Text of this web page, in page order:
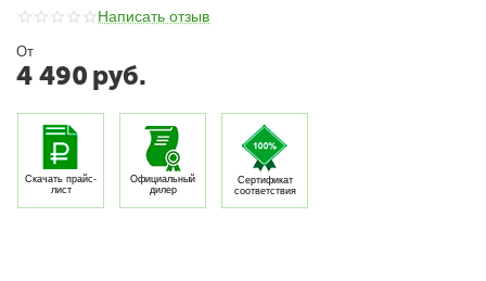
Написать отзыв
От
4 490 руб.
Скачать прайс-
лист
Официальный
дилер
Сертификат
соответствия